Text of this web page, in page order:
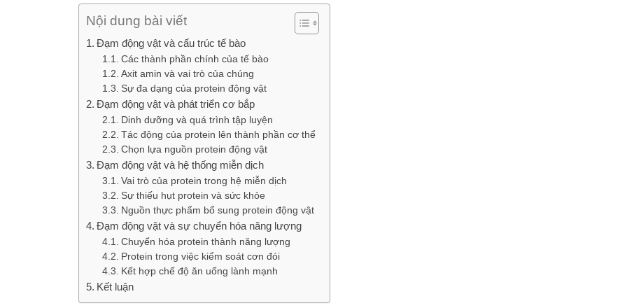
Nội dung bài viết
Đạm động vật và cấu trúc tế bào
Các thành phần chính của tế bào
Axit amin và vai trò của chúng
Sự đa dạng của protein động vật
Đạm động vật và phát triển cơ bắp
Dinh dưỡng và quá trình tập luyện
Tác động của protein lên thành phần cơ thể
Chọn lựa nguồn protein động vật
Đạm động vật và hệ thống miễn dịch
Vai trò của protein trong hệ miễn dịch
Sự thiếu hụt protein và sức khỏe
Nguồn thực phẩm bổ sung protein động vật
Đạm động vật và sự chuyển hóa năng lượng
Chuyển hóa protein thành năng lượng
Protein trong việc kiểm soát cơn đói
Kết hợp chế độ ăn uống lành mạnh
Kết luận